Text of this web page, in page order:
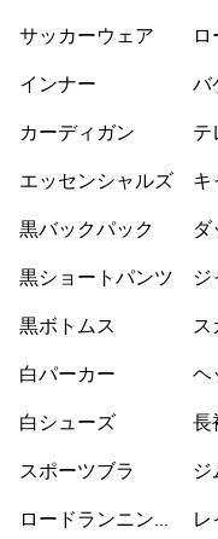
サッカーウェア
インナー
カーディガン
エッセンシャルズ
黒バックパック
黒ショートパンツ
黒ボトムス
白パーカー
白シューズ
スポーツブラ
ロードランニング
バ
テ
キ
ダ
ジ
ス
ヘ
長
ジ
レ